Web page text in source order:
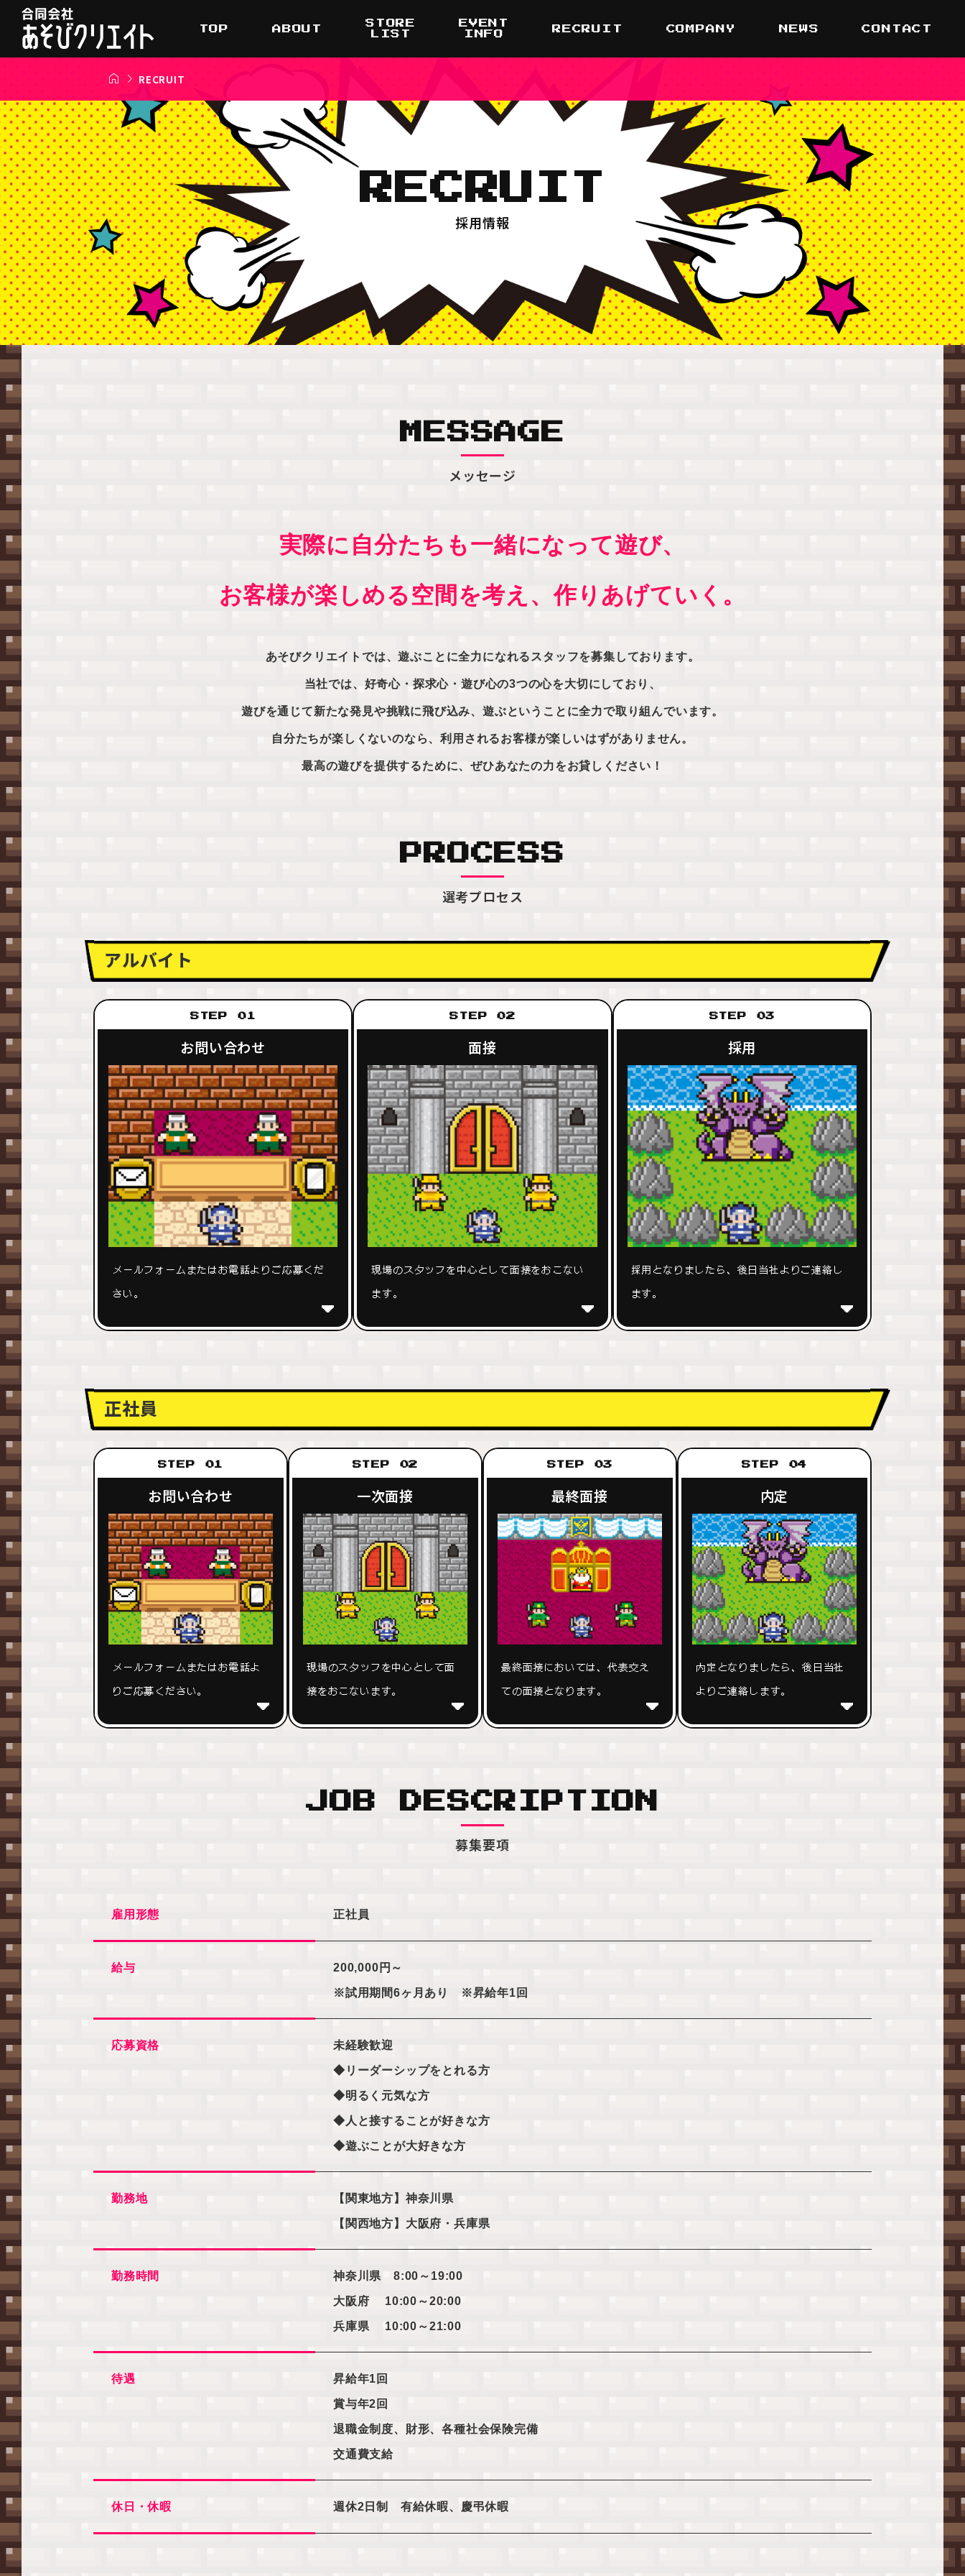
TOP ABOUT
STORE
LIST
EVENT
INFO
RECRUIT COMPANY NEWS CONTACT
  RECRUIT
RECRUIT
MESSAGE
メッセージ
実際に自分たちも一緒になって遊び、
お客様が楽しめる空間を考え、作りあげていく。
あそびクリエイトでは、遊ぶことに全力になれるスタッフを募集しております。
当社では、好奇心・探求心・遊び心の3つの心を大切にしており、
遊びを通じて新たな発見や挑戦に飛び込み、遊ぶということに全力で取り組んでいます。
自分たちが楽しくないのなら、利用されるお客様が楽しいはずがありません。
最高の遊びを提供するために、ぜひあなたの力をお貸しください！
PROCESS
選考プロセス
アルバイト
STEP 01
お問い合わせ
メールフォームまたはお電話よりご応募くだ
さい。
STEP 02
面接
現場のスタッフを中心として面接をおこない
ます。
STEP 03
採用
採用となりましたら、後日当社よりご連絡し
ます。
正社員
STEP 01
お問い合わせ
メールフォームまたはお電話よ
りご応募ください。
STEP 02
一次面接
現場のスタッフを中心として面
接をおこないます。
STEP 03
最終面接
最終面接においては、代表交え
ての面接となります。
STEP 04
内定
内定となりましたら、後日当社
よりご連絡します。
JOB DESCRIPTION
募集要項
雇用形態 正社員
給与 200,000円～
※試用期間6ヶ月あり ※昇給年1回
応募資格 未経験歓迎
◆リーダーシップをとれる方
◆明るく元気な方
◆人と接することが好きな方
◆遊ぶことが大好きな方
勤務地 【関東地方】神奈川県
【関西地方】大阪府・兵庫県
勤務時間 神奈川県 8:00～19:00
大阪府 10:00～20:00
兵庫県 10:00～21:00
待遇 昇給年1回
賞与年2回
退職金制度、財形、各種社会保険完備
交通費支給
休日・休暇 週休2日制 有給休暇、慶弔休暇